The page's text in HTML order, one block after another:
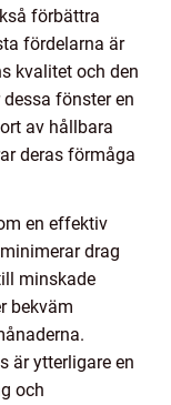
förbättra
fördelarna är
kvalitet och den
fönster en
av hållbara
deras förmåga
en effektiv
drag
minskade
bekväm
är ytterligare en
och